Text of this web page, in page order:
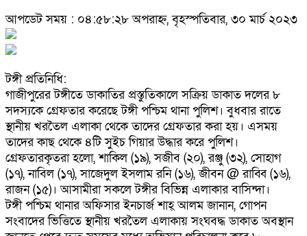
আপডেট সময় : ০৪:৫৮:২৮ অপরাহ্ন, বৃহস্পতিবার, ৩০ মার্চ ২০২৩
টঙ্গী প্রতিনিধি:
গাজীপুরের টঙ্গীতে ডাকাতির প্রস্তুতিকালে সক্রিয় ডাকাত দলের ৮
সদস্যকে গ্রেফতার করেছে টঙ্গী পশ্চিম থানা পুলিশ। বুধবার রাতে
স্থানীয় খরতৈল এলাকা থেকে তাদের গ্রেফতার করা হয়। এসময়
তাদের কাছ থেকে ৪টি সুইচ গিয়ার উদ্ধার করে পুলিশ।
গ্রেফতারকৃতরা হলো, শাকিল (১৯), সজীব (২০), রঞ্জু (৩২), সোহাগ
(১৭), নাবিল (১৭), সাজেদুল ইসলাম রনি (১৬), জীবন @ রাব্বি (১৬),
রাজন (১৫)। আসামীরা সকলে টঙ্গীর বিভিন্ন এলাকার বাসিন্দা।
টঙ্গী পশ্চিম থানার অফিসার ইনচার্জ শাহ্ আলম জানান, গোপন
সংবাদের ভিত্তিতে স্থানীয় খরতৈল এলাকায় সংঘবদ্ধ ডাকাত অবস্থান